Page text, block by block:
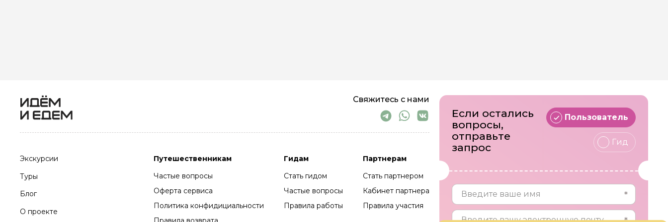
Свяжитесь с нами
Экскурсии
Туры
Блог
О проекте
Путешественникам
Частые вопросы
Оферта сервиса
Политика конфидициальности
Гидам
Стать гидом
Частые вопросы
Правила работы
Партнерам
Стать партнером
Кабинет партнера
Правила участия
Если остались
вопросы,
отправьте
запрос
Пользователь
Гид